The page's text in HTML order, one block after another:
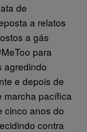
de
a relatos
a gás
para
agredindo
e depois de
marcha pacífica
cinco anos do
contra